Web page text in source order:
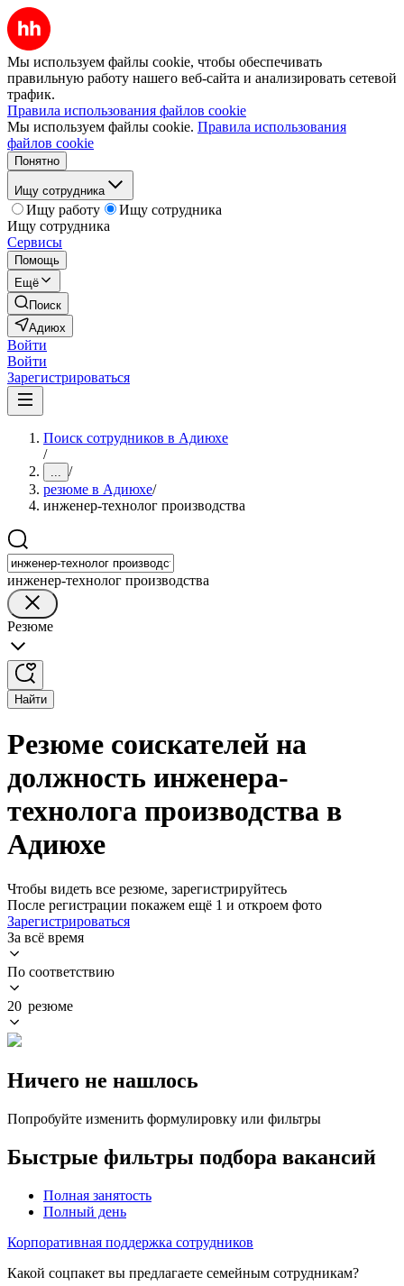
Мы используем файлы cookie, чтобы обеспечивать
правильную работу нашего веб-сайта и анализировать сетевой
трафик.
Правила использования файлов cookie
Мы используем файлы cookie. Правила использования
файлов cookie
Понятно
Ищу сотрудника
Ищу работу
Ищу сотрудника
Ищу сотрудника
Сервисы
Помощь
Ещё
Поиск
Адиюх
Войти
Войти
Зарегистрироваться
Поиск сотрудников в Адиюхе
/
... /
резюме в Адиюхе/
инженер-технолог производства
инженер-технолог производства
Резюме
Найти
Резюме соискателей на
должность инженера-
технолога производства в
Адиюхе
Чтобы видеть все резюме, зарегистрируйтесь
После регистрации покажем ещё 1 и откроем фото
Зарегистрироваться
За всё время
По соответствию
20 резюме
Ничего не нашлось
Попробуйте изменить формулировку или фильтры
Быстрые фильтры подбора вакансий
Полная занятость
Полный день
Корпоративная поддержка сотрудников
Какой соцпакет вы предлагаете семейным сотрудникам?